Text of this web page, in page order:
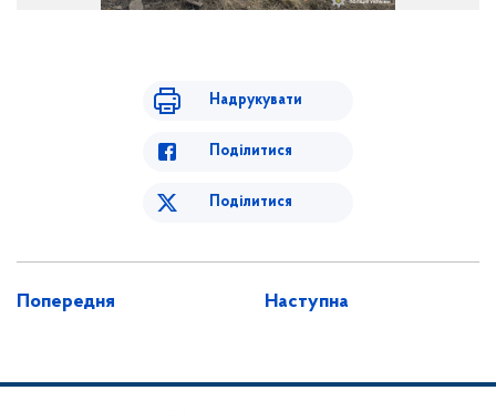
Надрукувати
Поділитися
Поділитися
Попередня Наступна